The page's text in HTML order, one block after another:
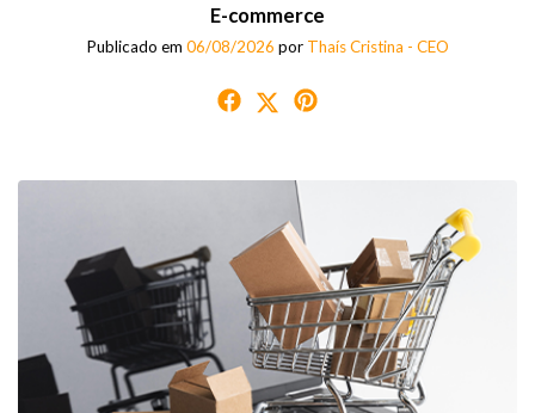
E-commerce
Publicado em 06/08/2026 por Thaís Cristina - CEO